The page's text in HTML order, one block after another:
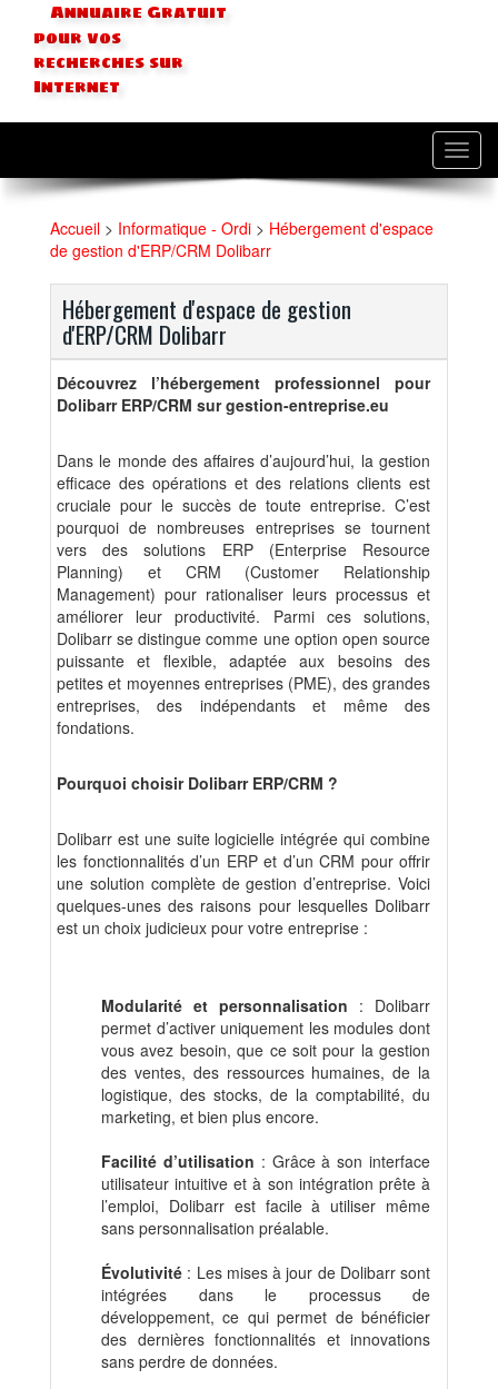
Annuaire Gratuit
pour vos
recherches sur
Internet
Accueil > Informatique - Ordi > Hébergement d'espace
de gestion d'ERP/CRM Dolibarr
Hébergement d'espace de gestion
d'ERP/CRM Dolibarr
Découvrez l’hébergement professionnel pour
Dolibarr ERP/CRM sur gestion-entreprise.eu
Dans le monde des affaires d’aujourd’hui, la gestion
efficace des opérations et des relations clients est
cruciale pour le succès de toute entreprise. C’est
pourquoi de nombreuses entreprises se tournent
vers des solutions ERP (Enterprise Resource
Planning) et CRM (Customer Relationship
Management) pour rationaliser leurs processus et
améliorer leur productivité. Parmi ces solutions,
Dolibarr se distingue comme une option open source
puissante et flexible, adaptée aux besoins des
petites et moyennes entreprises (PME), des grandes
entreprises, des indépendants et même des
fondations.
Pourquoi choisir Dolibarr ERP/CRM ?
Dolibarr est une suite logicielle intégrée qui combine
les fonctionnalités d’un ERP et d’un CRM pour offrir
une solution complète de gestion d’entreprise. Voici
quelques-unes des raisons pour lesquelles Dolibarr
est un choix judicieux pour votre entreprise :
Modularité et personnalisation : Dolibarr
permet d’activer uniquement les modules dont
vous avez besoin, que ce soit pour la gestion
des ventes, des ressources humaines, de la
logistique, des stocks, de la comptabilité, du
marketing, et bien plus encore.
Facilité d’utilisation : Grâce à son interface
utilisateur intuitive et à son intégration prête à
l’emploi, Dolibarr est facile à utiliser même
sans personnalisation préalable.
Évolutivité : Les mises à jour de Dolibarr sont
intégrées dans le processus de
développement, ce qui permet de bénéficier
des dernières fonctionnalités et innovations
sans perdre de données.